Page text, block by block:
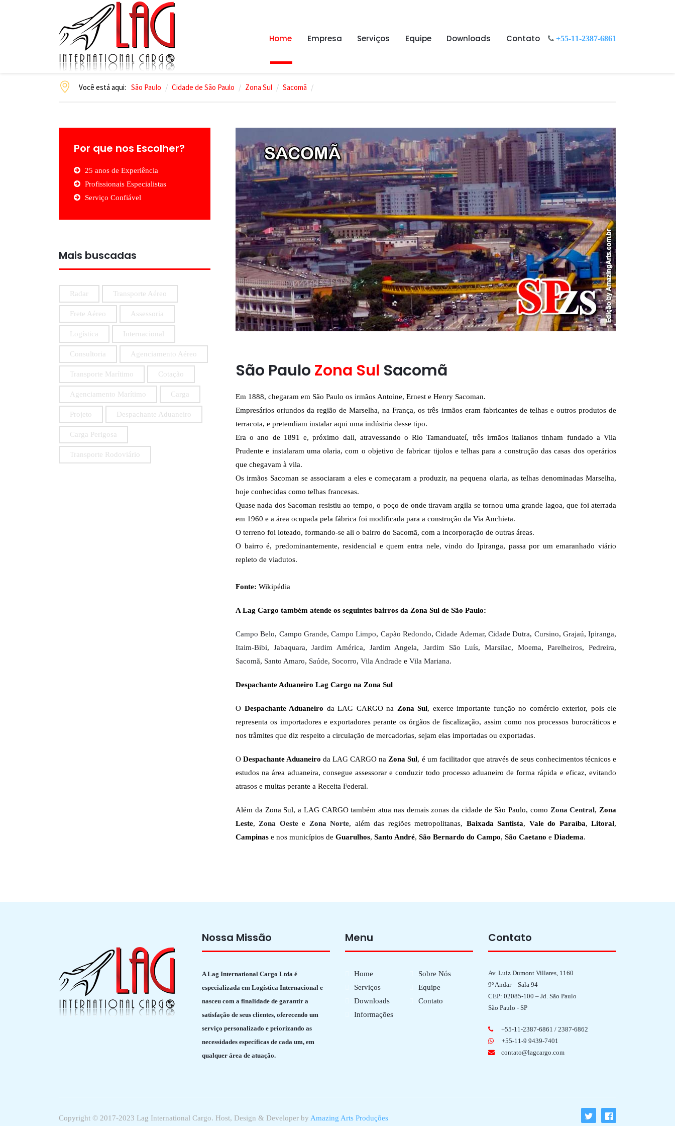
Home Empresa Serviços Equipe Downloads Contato +55-11-2387-6861
Você está aqui: São Paulo Cidade de São Paulo Zona Sul Sacomã
São Paulo Zona Sul Sacomã
Em 1888, chegaram em São Paulo os irmãos Antoine, Ernest e Henry Sacoman.
Empresários oriundos da região de Marselha, na França, os três irmãos eram fabricantes de telhas e outros produtos de
terracota, e pretendiam instalar aqui uma indústria desse tipo.
Era o ano de 1891 e, próximo dali, atravessando o Rio Tamanduateí, três irmãos italianos tinham fundado a Vila
Prudente e instalaram uma olaria, com o objetivo de fabricar tijolos e telhas para a construção das casas dos operários
que chegavam à vila.
Os irmãos Sacoman se associaram a eles e começaram a produzir, na pequena olaria, as telhas denominadas Marselha,
hoje conhecidas como telhas francesas.
Quase nada dos Sacoman resistiu ao tempo, o poço de onde tiravam argila se tornou uma grande lagoa, que foi aterrada
em 1960 e a área ocupada pela fábrica foi modificada para a construção da Via Anchieta.
O terreno foi loteado, formando-se ali o bairro do Sacomã, com a incorporação de outras áreas.
O bairro é, predominantemente, residencial e quem entra nele, vindo do Ipiranga, passa por um emaranhado viário
repleto de viadutos.
Fonte: Wikipédia
A Lag Cargo também atende os seguintes bairros da Zona Sul de São Paulo:
Campo Belo, Campo Grande,Campo Limpo, Capão Redondo,Cidade Ademar, Cidade Dutra, Cursino, Grajaú,Ipiranga,
Itaim-Bibi, Jabaquara,Jardim América, Jardim Angela,Jardim São Luís,Marsilac, Moema,Parelheiros,Pedreira,
Sacomã, Santo Amaro, Saúde, Socorro, Vila Andrade e Vila Mariana.
Despachante Aduaneiro Lag Cargo na Zona Sul
O Despachante Aduaneiro da LAG CARGO na Zona Sul, exerce importante função no comércio exterior, pois ele
representa os importadores e exportadores perante os órgãos de fiscalização, assim como nos processos burocráticos e
nos trâmites que diz respeito a circulação de mercadorias, sejam elas importadas ou exportadas.
ODespachante Aduaneiro da LAG CARGO na Zona Sul, é um facilitador que através de seus conhecimentos técnicos e
estudos na área aduaneira, consegue assessorar e conduzir todo processo aduaneiro de forma rápida e eficaz, evitando
atrasos e multas perante a Receita Federal.
Além da Zona Sul, a LAG CARGO também atua nas demais zonas da cidade de São Paulo, como Zona Central, Zona
Leste, Zona Oestee Zona Norte, além das regiões metropolitanas, Baixada Santista, Vale do Paraíba,Litoral,
Campinas e nos municípios de Guarulhos, Santo André, São Bernardo do Campo, São Caetano e Diadema.
Por que nos Escolher?
25 anos de Experiência
Profissionais Especialistas
Serviço Confiável
Mais buscadas
Radar Transporte Aéreo
Frete Aéreo Assessoria
Logística Internacional
Consultoria Agenciamento Aéreo
Transporte Marítimo Cotação
Agenciamento Marítimo Carga
Projeto Despachante Aduaneiro
Carga Perigosa
Transporte Rodoviário
Nossa Missão
A Lag International Cargo Ltda é
especializada em Logística Internacional e
nasceu com a finalidade de garantir a
satisfação de seus clientes, oferecendo um
serviço personalizado e priorizando as
necessidades específicas de cada um, em
qualquer área de atuação.
Menu
Home
Sobre Nós
Serviços
Equipe
Downloads
Contato
Informações
Contato
Av. Luiz Dumont Villares, 1160
9º Andar – Sala 94
CEP: 02085-100 – Jd. São Paulo
São Paulo - SP
+55-11-2387-6861 / 2387-6862
+55-11-9 9439-7401
contato@lagcargo.com
Copyright © 2017-2023 Lag International Cargo. Host, Design & Developer by Amazing Arts Produções